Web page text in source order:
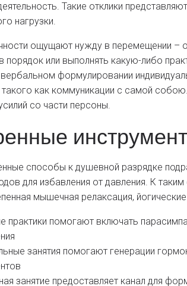
Такие отклики
нагрузки.
ощущают нужду в перемещении –
порядок или выполнять какую-либо
формулировании
такого как коммуникации с самой
со части персоны.
способы к душевной разрядке
для избавления от давления. К
мышечная релаксация,
практики помогают включать
занятия помогают генерации
занятие предоставляет канал для